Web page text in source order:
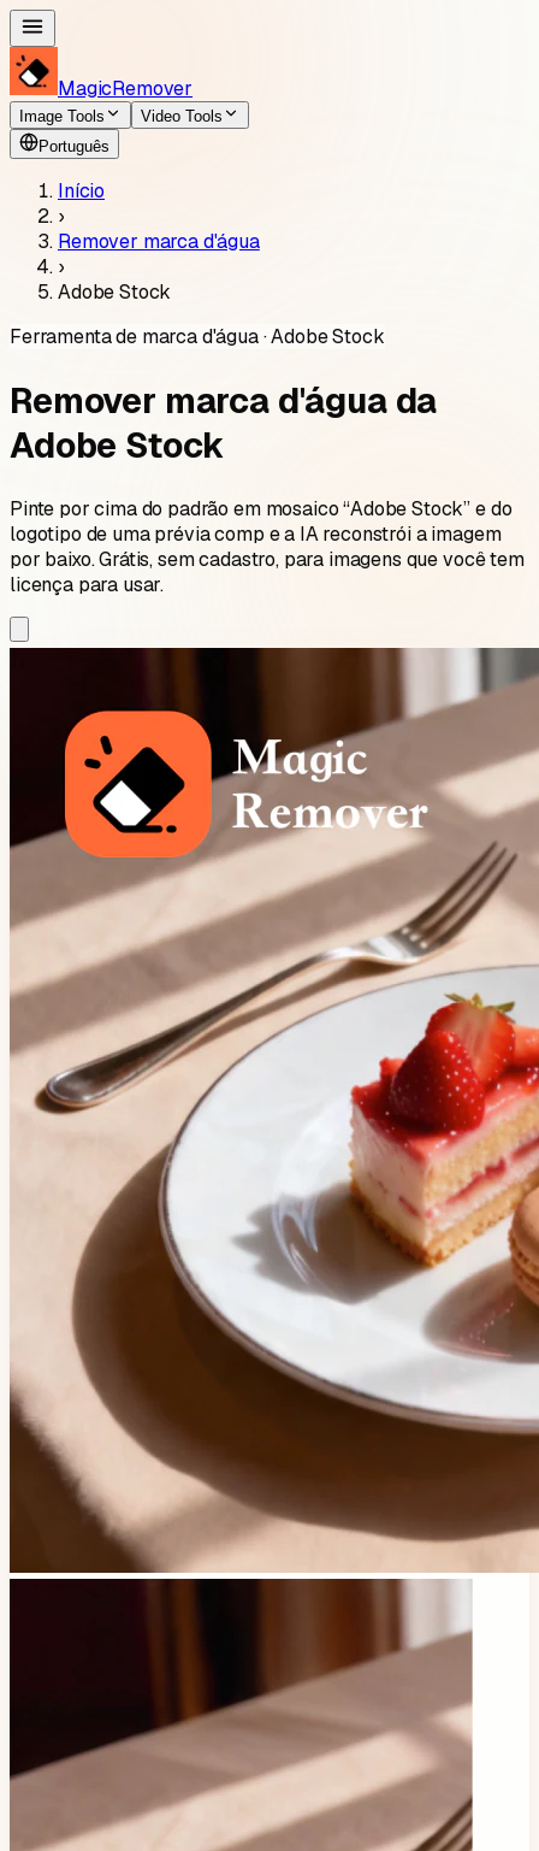
MagicRemover
Image Tools
Video Tools
Português
Início
›
Remover marca d'água
›
Adobe Stock
Ferramenta de marca d'água · Adobe Stock
Remover marca d'água da
Adobe Stock
Pinte por cima do padrão em mosaico “Adobe Stock” e do
logotipo de uma prévia comp e a IA reconstrói a imagem
por baixo. Grátis, sem cadastro, para imagens que você tem
licença para usar.